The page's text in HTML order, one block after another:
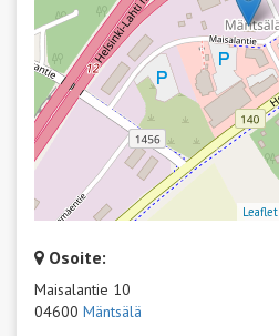
Leaflet
Osoite:
Maisalantie 10
04600 Mäntsälä